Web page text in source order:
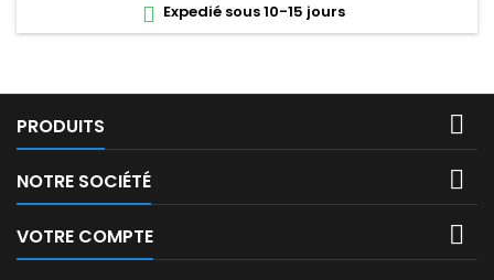
 Expedié sous 10-15 jours
PRODUITS 
NOTRE SOCIÉTÉ 
VOTRE COMPTE 